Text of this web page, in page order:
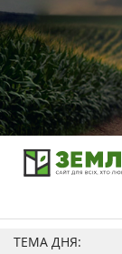
ТЕМА ДНЯ: